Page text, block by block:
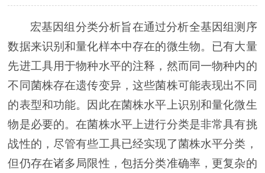
宏基因组分类分析旨在通过分析全基因组测序
数据来识别和量化样本中存在的微生物。已有大量
先进工具用于物种水平的注释，然而同一物种内的
不同菌株存在遗传变异，这些菌株可能表现出不同
的表型和功能。因此在菌株水平上识别和量化微生
物是必要的。在菌株水平上进行分类是非常具有挑
战性的，尽管有些工具已经实现了菌株水平分类，
但仍存在诸多局限性，包括分类准确率，更复杂的